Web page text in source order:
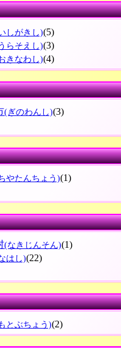
しがきし)(5)
らそえし)(3)
きなわし)(4)
(ぎのわんし)(3)
やたんちょう)(1)
(なきじんそん)(1)
はし)(22)
とぶちょう)(2)